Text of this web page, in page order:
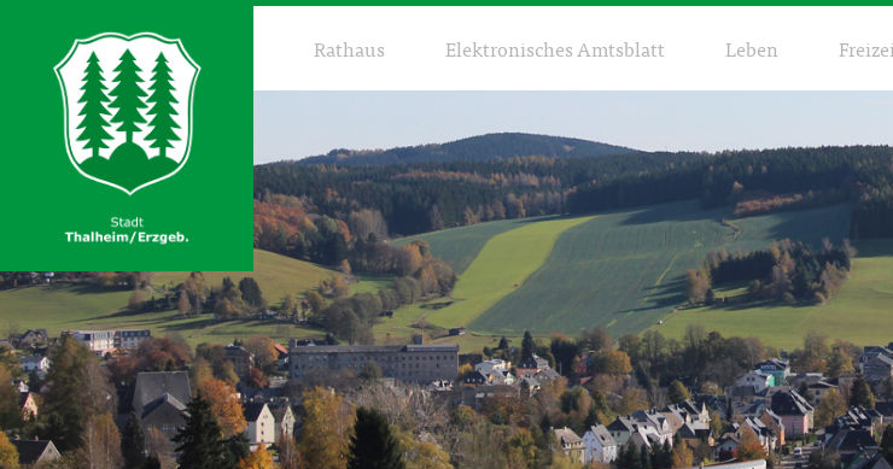
Rathaus Elektronisches Amtsblatt Leben